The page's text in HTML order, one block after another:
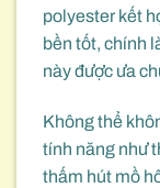
polyester kết
bền tốt, chính
này được ưa
Không thể
tính năng như
thấm hút mồ